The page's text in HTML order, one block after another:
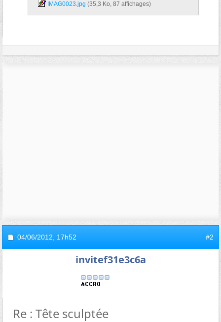
IMAG0023.jpg‎ (35,3 Ko, 87 affichages)
04/06/2012, 17h52 #2
invitef31e3c6a
Re : Tête sculptée